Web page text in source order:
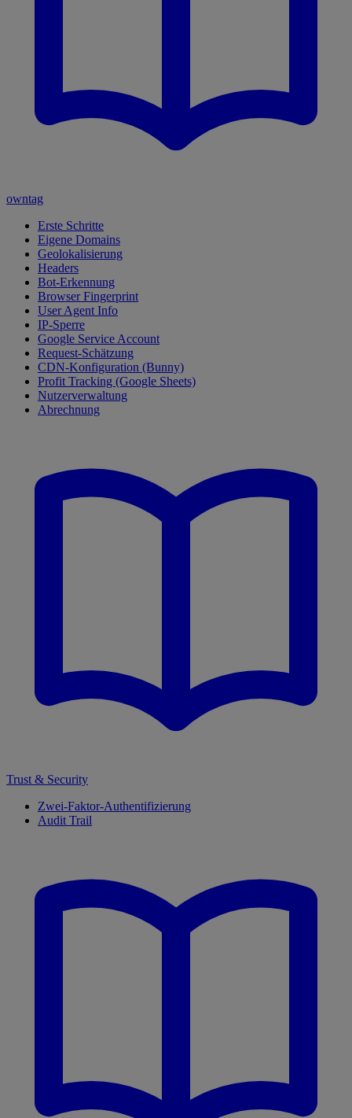
owntag
Erste Schritte
Eigene Domains
Geolokalisierung
Headers
Bot-Erkennung
Browser Fingerprint
User Agent Info
IP-Sperre
Google Service Account
Request-Schätzung
CDN-Konfiguration (Bunny)
Profit Tracking (Google Sheets)
Nutzerverwaltung
Abrechnung
Trust & Security
Zwei-Faktor-Authentifizierung
Audit Trail